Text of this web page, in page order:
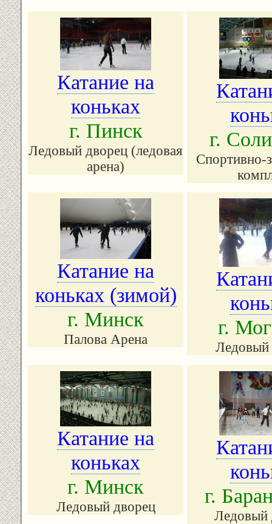
Катание на
коньках
г. Пинск
Ледовый дворец (ледовая
арена)
г.
Спортивно-
Катание на
коньках (зимой)
г. Минск
Палова Арена
г.
Ледовый
Катание на
коньках
г. Минск
Ледовый дворец
г.
Ледовый